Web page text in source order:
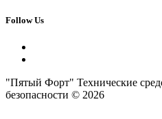
Follow Us
"Пятый Форт" Технические
безопасности © 2026